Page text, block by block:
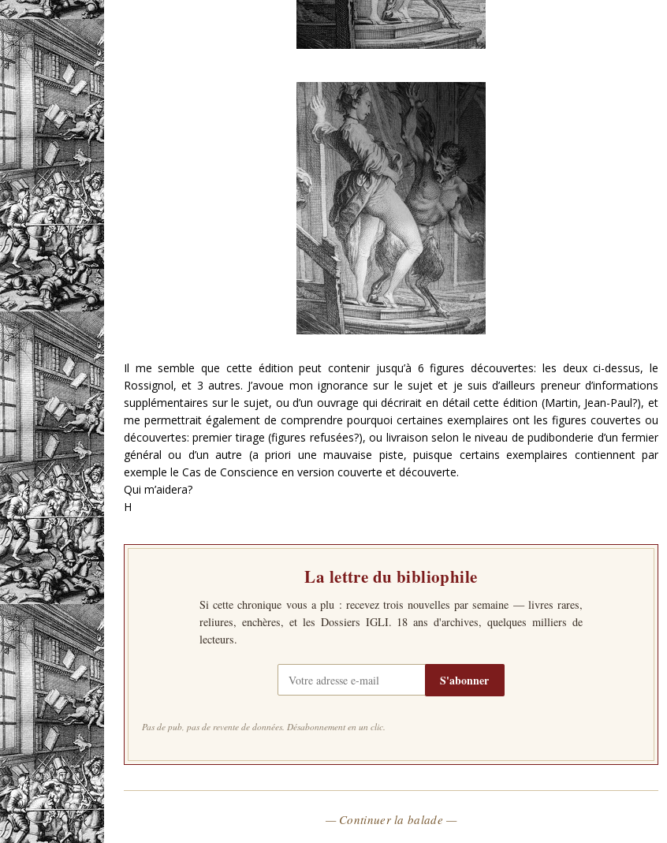
Il me semble que cette édition peut contenir jusqu’à 6 figures découvertes: les deux ci-dessus, le
Rossignol, et 3 autres. J’avoue mon ignorance sur le sujet et je suis d’ailleurs preneur d’informations
supplémentaires sur le sujet, ou d’un ouvrage qui décrirait en détail cette édition (Martin, Jean-Paul?), et
me permettrait également de comprendre pourquoi certaines exemplaires ont les figures couvertes ou
découvertes: premier tirage (figures refusées?), ou livraison selon le niveau de pudibonderie d’un fermier
général ou d’un autre (a priori une mauvaise piste, puisque certains exemplaires contiennent par
exemple le Cas de Conscience en version couverte et découverte.
Qui m’aidera?
H
La lettre du bibliophile
Si cette chronique vous a plu : recevez trois nouvelles par semaine — livres rares,
reliures, enchères, et les Dossiers IGLI. 18 ans d'archives, quelques milliers de
lecteurs.
S'abonner
Pas de pub, pas de revente de données. Désabonnement en un clic.
— Continuer la balade —